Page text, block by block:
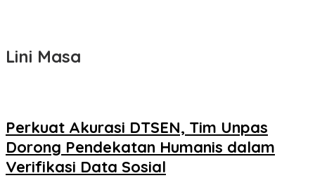
Lini Masa
Perkuat Akurasi DTSEN, Tim Unpas
Dorong Pendekatan Humanis dalam
Verifikasi Data Sosial